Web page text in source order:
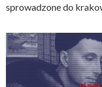
sprowadzone do